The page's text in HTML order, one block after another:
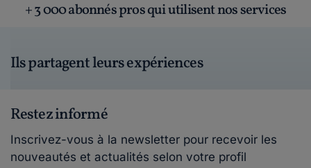
+ 3 000 abonnés pros qui utilisent nos services
Ils partagent leurs expériences
Restez informé
Inscrivez-vous à la newsletter pour recevoir les
nouveautés et actualités selon votre profil